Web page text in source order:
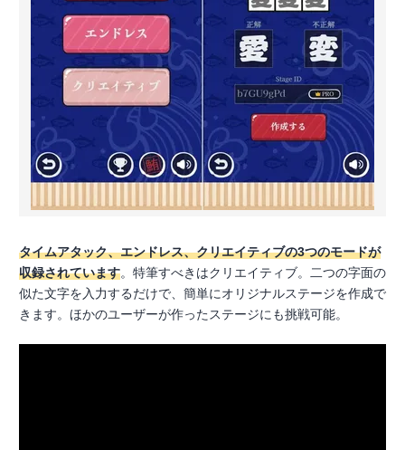
タイムアタック、エンドレス、クリエイティブの3つのモードが
収録されています。特筆すべきはクリエイティブ。二つの字面の
似た文字を入力するだけで、簡単にオリジナルステージを作成で
きます。ほかのユーザーが作ったステージにも挑戦可能。